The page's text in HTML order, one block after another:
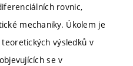
rovnic,
mechaniky. Úkolem je
výsledků v
se v